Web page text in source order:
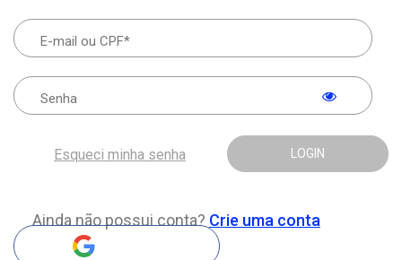
LOGIN
Esqueci minha senha
Ainda não possui conta? Crie uma conta